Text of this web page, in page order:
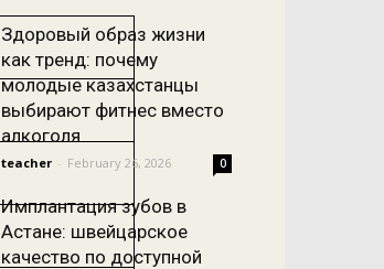
Здоровый образ жизни
как тренд: почему
молодые казахстанцы
выбирают фитнес вместо
алкоголя
teacher - February 26, 2026 0
Имплантация зубов в
Астане: швейцарское
качество по доступной